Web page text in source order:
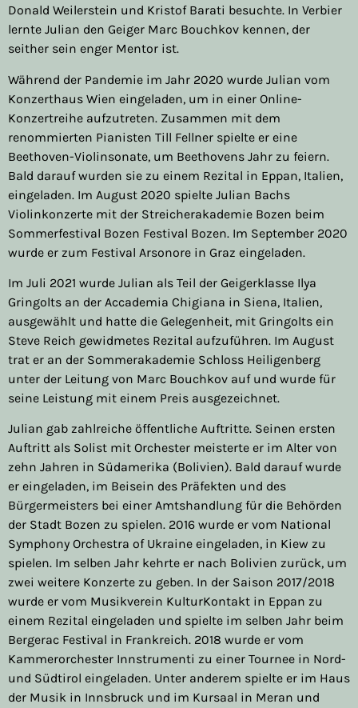
Donald Weilerstein und Kristof Barati besuchte. In Verbier
lernte Julian den Geiger Marc Bouchkov kennen, der
seither sein enger Mentor ist.
Während der Pandemie im Jahr 2020 wurde Julian vom
Konzerthaus Wien eingeladen, um in einer Online-
Konzertreihe aufzutreten. Zusammen mit dem
renommierten Pianisten Till Fellner spielte er eine
Beethoven-Violinsonate, um Beethovens Jahr zu feiern.
Bald darauf wurden sie zu einem Rezital in Eppan, Italien,
eingeladen. Im August 2020 spielte Julian Bachs
Violinkonzerte mit der Streicherakademie Bozen beim
Sommerfestival Bozen Festival Bozen. Im September 2020
wurde er zum Festival Arsonore in Graz eingeladen.
Im Juli 2021 wurde Julian als Teil der Geigerklasse Ilya
Gringolts an der Accademia Chigiana in Siena, Italien,
ausgewählt und hatte die Gelegenheit, mit Gringolts ein
Steve Reich gewidmetes Rezital aufzuführen. Im August
trat er an der Sommerakademie Schloss Heiligenberg
unter der Leitung von Marc Bouchkov auf und wurde für
seine Leistung mit einem Preis ausgezeichnet.
Julian gab zahlreiche öffentliche Auftritte. Seinen ersten
Auftritt als Solist mit Orchester meisterte er im Alter von
zehn Jahren in Südamerika (Bolivien). Bald darauf wurde
er eingeladen, im Beisein des Präfekten und des
Bürgermeisters bei einer Amtshandlung für die Behörden
der Stadt Bozen zu spielen. 2016 wurde er vom National
Symphony Orchestra of Ukraine eingeladen, in Kiew zu
spielen. Im selben Jahr kehrte er nach Bolivien zurück, um
zwei weitere Konzerte zu geben. In der Saison 2017/2018
wurde er vom Musikverein KulturKontakt in Eppan zu
einem Rezital eingeladen und spielte im selben Jahr beim
Bergerac Festival in Frankreich. 2018 wurde er vom
Kammerorchester Innstrumenti zu einer Tournee in Nord-
und Südtirol eingeladen. Unter anderem spielte er im Haus
der Musik in Innsbruck und im Kursaal in Meran und